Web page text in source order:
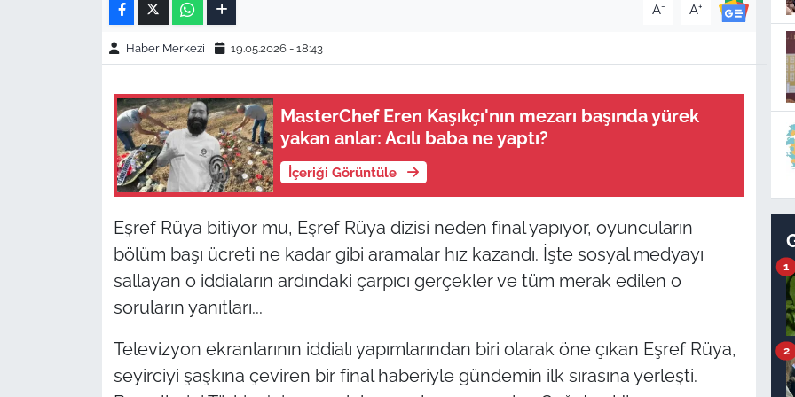
A- A+
Haber Merkezi 19.05.2026 - 18:43
MasterChef Eren Kaşıkçı'nın mezarı başında yürek
yakan anlar: Acılı baba ne yaptı?
İçeriği Görüntüle
Eşref Rüya bitiyor mu, Eşref Rüya dizisi neden final yapıyor, oyuncuların
bölüm başı ücreti ne kadar gibi aramalar hız kazandı. İşte sosyal medyayı
sallayan o iddiaların ardındaki çarpıcı gerçekler ve tüm merak edilen o
soruların yanıtları...
Televizyon ekranlarının iddialı yapımlarından biri olarak öne çıkan Eşref Rüya,
seyirciyi şaşkına çeviren bir final haberiyle gündemin ilk sırasına yerleşti.
1
2